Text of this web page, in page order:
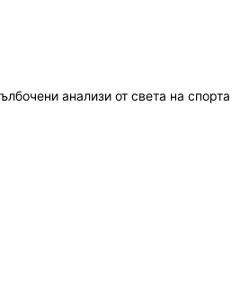
анализи от света на спорта